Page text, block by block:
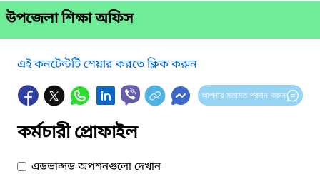
উপজেলা শিক্ষা অফিস
এই কনটেন্টটি শেয়ার করতে ক্লিক করুন
আপনার মতামত প্রদান করুন
কর্মচারী প্রোফাইল
এডভান্সড অপশনগুলো দেখান